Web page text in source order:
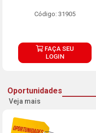
Código: 31905
FAÇA SEU
LOGIN
Oportunidades
Veja mais